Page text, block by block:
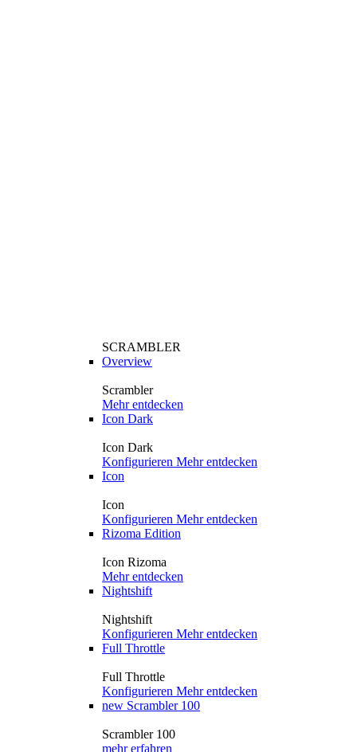
SCRAMBLER
Overview
Scrambler
Mehr entdecken
Icon Dark
Icon Dark
Konfigurieren Mehr entdecken
Icon
Icon
Konfigurieren Mehr entdecken
Rizoma Edition
Icon Rizoma
Mehr entdecken
Nightshift
Nightshift
Konfigurieren Mehr entdecken
Full Throttle
Full Throttle
Konfigurieren Mehr entdecken
new Scrambler 100
Scrambler 100
mehr erfahren